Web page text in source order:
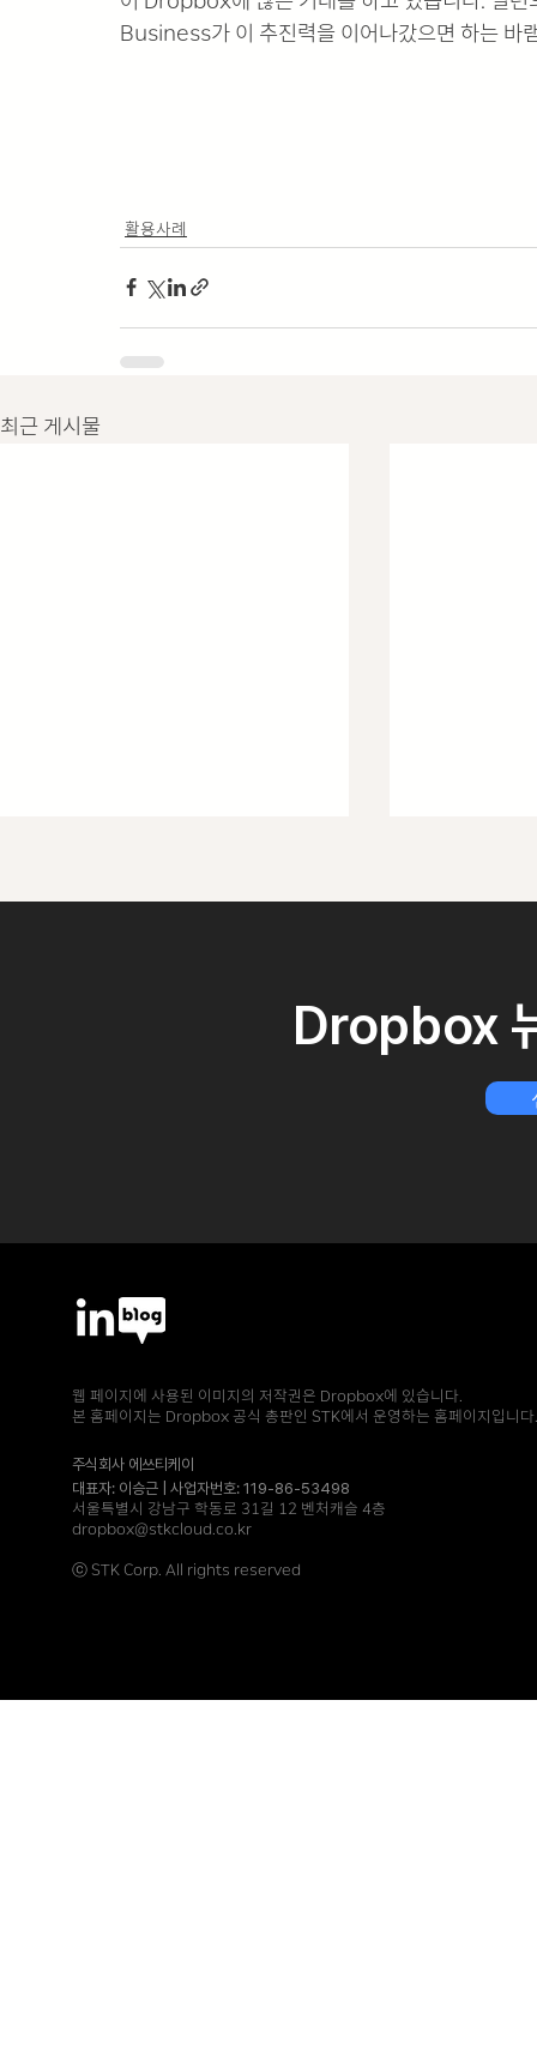
Business가 이 추진력을 이어나갔으면 하는 바
활용사례
최근 게시물
건설·제조
스포메이션
Dropbox
웹 페이지에 사용된 이미지의 저작권은 Dropbox에 있습니다.
본 홈페이지는 Dropbox 공식 총판인 STK에서 운영하는 홈페이지입니다.
주식회사 에쓰티케이
대표자: 이승근 | 사업자번호: 119-86-53498
서울특별시 강남구 학동로 31길 12 벤처캐슬 4층
dropbox@stkcloud.co.kr
ⓒ STK Corp. All rights reserved